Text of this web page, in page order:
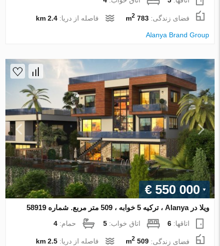
فضای زندگی:783 m
2 فاصله از دریا:2.4 km
Alanya Brand Group
€ 550 000
ویلا در Alanya ، ترکیه 5 خوابه ، 509 متر مربع. شماره 58919
اتاقها:6 اتاق خواب:5 حمام:4
فضای زندگی:509 m
2 فاصله از دریا:2.5 km